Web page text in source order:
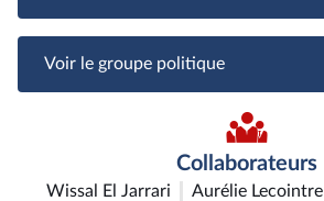
Voir le groupe politique
Collaborateurs
Wissal El Jarrari Aurélie Lecointre